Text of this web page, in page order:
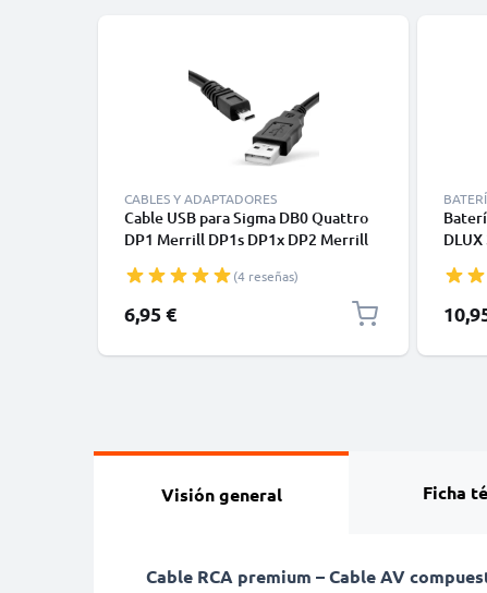
CABLES Y ADAPTADORES
Cable USB para Sigma DB0 Quattro
DP1 Merrill DP1s DP1x DP2 Merrill
Dock - Cable de Carga y Datos 1.5m
negro PVC
(4 reseñas)
6,95 €
DLUX
Visión general Ficha
Cable RCA premium – Cable AV